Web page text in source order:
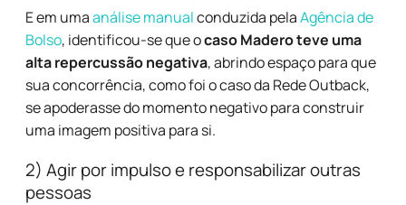
E em umaanálise manualconduzida pelaAgência de
Bolso, identificou-se que ocaso Madero teve uma
alta repercussão negativa, abrindo espaço para que
sua concorrência, como foi o caso da Rede Outback,
se apoderasse do momento negativo para construir
uma imagem positiva para si.
2) Agir por impulso e responsabilizar outras
pessoas